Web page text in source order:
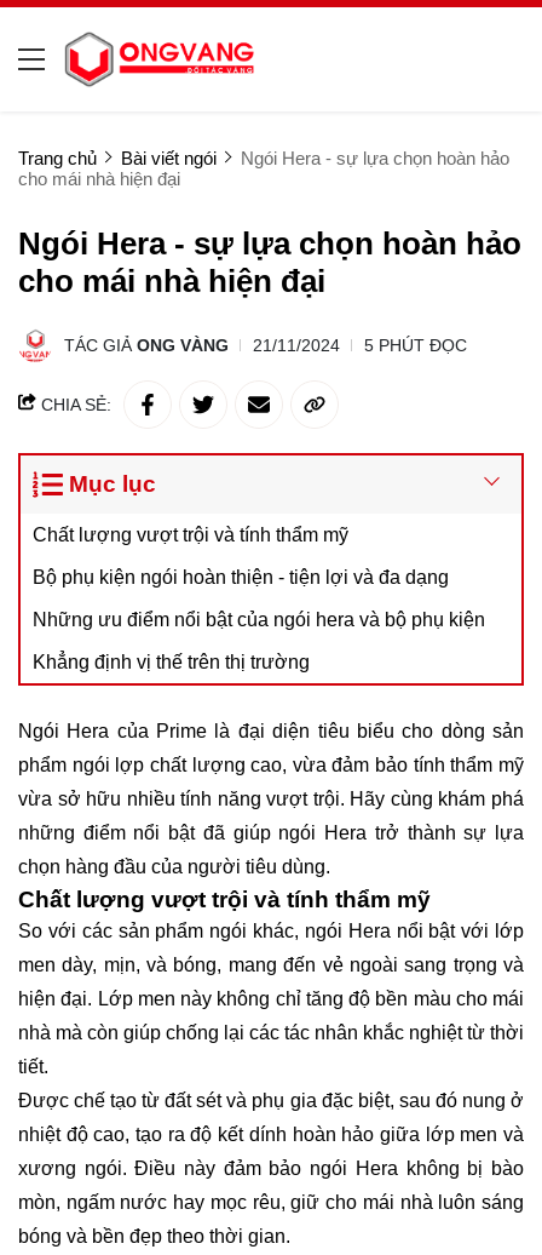
Trang chủ Bài viết ngói
Ngói Hera - sự lựa chọn hoàn hảo
cho mái nhà hiện đại
Ngói Hera - sự lựa chọn hoàn hảo
cho mái nhà hiện đại
TÁC GIẢ ONG VÀNG 21/11/2024 5 PHÚT ĐỌC
CHIA SẺ:
Mục lục
Chất lượng vượt trội và tính thẩm mỹ
Bộ phụ kiện ngói hoàn thiện - tiện lợi và đa dạng
Những ưu điểm nổi bật của ngói hera và bộ phụ kiện
Khẳng định vị thế trên thị trường
Ngói Hera của Prime là đại diện tiêu biểu cho dòng sản
phẩm ngói lợp chất lượng cao, vừa đảm bảo tính thẩm mỹ
vừa sở hữu nhiều tính năng vượt trội. Hãy cùng khám phá
những điểm nổi bật đã giúp ngói Hera trở thành sự lựa
chọn hàng đầu của người tiêu dùng.
Chất lượng vượt trội và tính thẩm mỹ
So với các sản phẩm ngói khác, ngói Hera nổi bật với lớp
men dày, mịn, và bóng, mang đến vẻ ngoài sang trọng và
hiện đại. Lớp men này không chỉ tăng độ bền màu cho mái
nhà mà còn giúp chống lại các tác nhân khắc nghiệt từ thời
tiết.
Được chế tạo từ đất sét và phụ gia đặc biệt, sau đó nung ở
nhiệt độ cao, tạo ra độ kết dính hoàn hảo giữa lớp men và
xương ngói. Điều này đảm bảo ngói Hera không bị bào
mòn, ngấm nước hay mọc rêu, giữ cho mái nhà luôn sáng
bóng và bền đẹp theo thời gian.